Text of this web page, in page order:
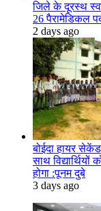
जिले के दूरस्थ
26 पैरामेडिकल
2 days ago
बोईदा हायर
साथ
होगा :पूनम दुबे
3 days ago